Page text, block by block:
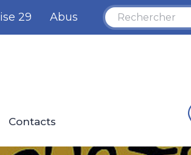
29 Abus
Contacts